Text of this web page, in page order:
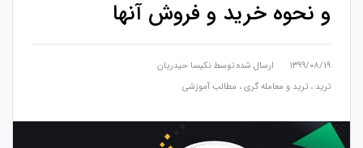
و نحوه خرید و فروش آنها
۱۳۹۹/۰۸/۱۹ ارسال شده توسط نكيسا حيدريان
ترید ، ترید و معامله گری، مطالب آموزشی